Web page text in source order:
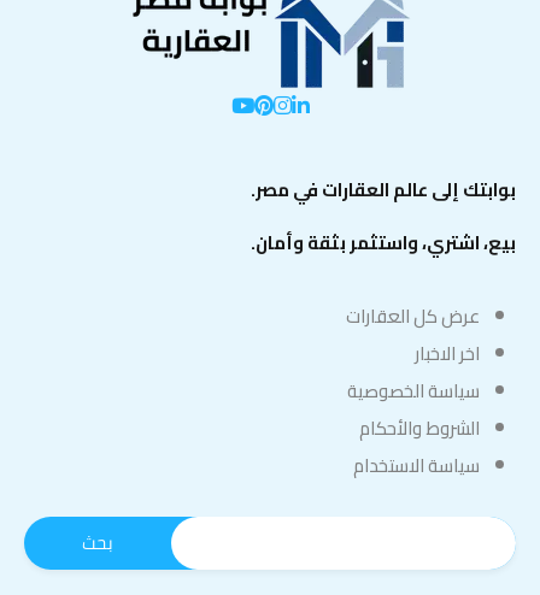
بوابتك إلى عالم العقارات في مصر.
بيع، اشتري، واستثمر بثقة وأمان.
عرض كل العقارات
اخر الاخبار
سياسة الخصوصية
الشروط والأحكام
سياسة الاستخدام